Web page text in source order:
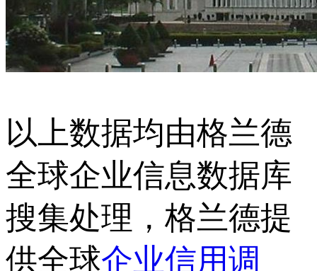
以上数据均由格兰德
全球企业信息数据库
搜集处理，格兰德提
供全球企业信用调